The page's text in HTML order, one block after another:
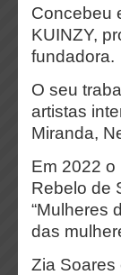
Concebeu
KUINZY,
fundadora.
O seu
artistas
Miranda,
Em 2022
Rebelo de
“Mulheres
das
Zia Soares